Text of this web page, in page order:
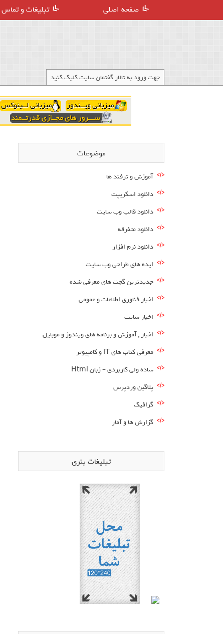
صفحه اصلی تبلیغات و تماس
جهت ورود به تالار گفتمان سایت کلیک کنید
موضوعات
آموزش و ترفند ها
دانلود اسکریپت
دانلود قالب وب سایت
دانلود متفرقه
دانلود نرم افزار
ایده های طراحی وب سایت
جدیدترین گجت های معرفی شده
اخبار فناوری اطلاعات و عمومی
اخبار سایت
اخبار , آموزش و برنامه های ویندوز و موبایل
معرفی کتاب های IT و کامپیوتر
ساده ولی کاربردی – زبان Html
پلاگین وردپرس
گرافیک
گزارش ها و آمار
تبلیغات بنری